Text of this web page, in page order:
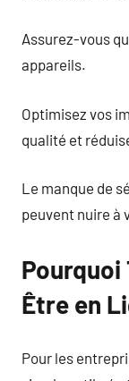
Assurez-vous
appareils.
Optimisez vos
qualité et
Le manque de
peuvent nuire à
Être en
Pour les